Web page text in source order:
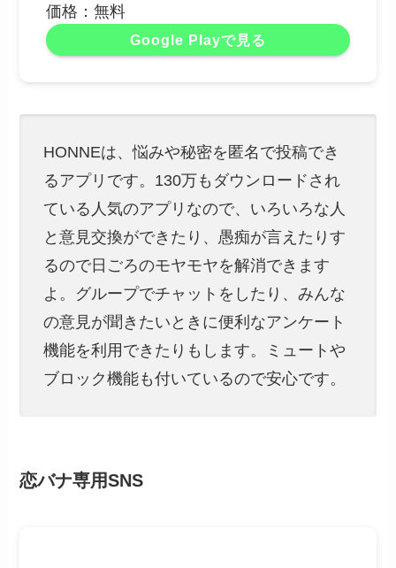
価格：無料
Google Playで見る
HONNEは、悩みや秘密を匿名で投稿でき
るアプリです。130万もダウンロードされ
ている人気のアプリなので、いろいろな人
と意見交換ができたり、愚痴が言えたりす
るので日ごろのモヤモヤを解消できます
よ。グループでチャットをしたり、みんな
の意見が聞きたいときに便利なアンケート
機能を利用できたりもします。ミュートや
ブロック機能も付いているので安心です。
恋バナ専用SNS